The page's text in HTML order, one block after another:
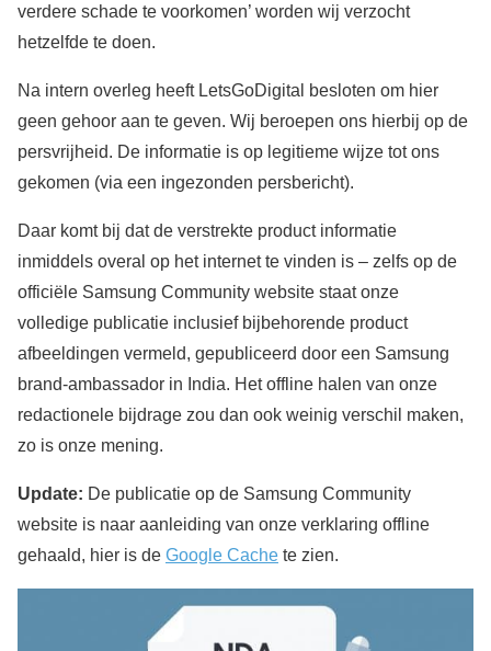
verdere schade te voorkomen’ worden wij verzocht
hetzelfde te doen.
Na intern overleg heeft LetsGoDigital besloten om hier
geen gehoor aan te geven. Wij beroepen ons hierbij op de
persvrijheid. De informatie is op legitieme wijze tot ons
gekomen (via een ingezonden persbericht).
Daar komt bij dat de verstrekte product informatie
inmiddels overal op het internet te vinden is – zelfs op de
officiële Samsung Community website staat onze
volledige publicatie inclusief bijbehorende product
afbeeldingen vermeld, gepubliceerd door een Samsung
brand-ambassador in India. Het offline halen van onze
redactionele bijdrage zou dan ook weinig verschil maken,
zo is onze mening.
Update: De publicatie op de Samsung Community
website is naar aanleiding van onze verklaring offline
gehaald, hier is de Google Cache te zien.